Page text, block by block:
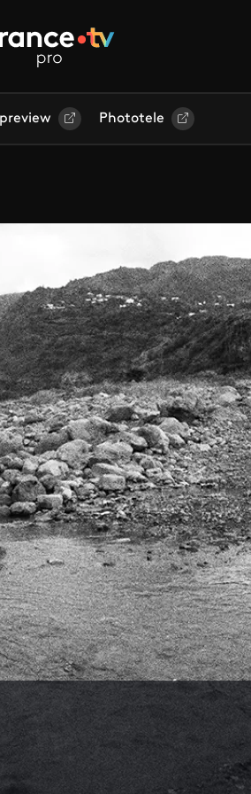
Phototele